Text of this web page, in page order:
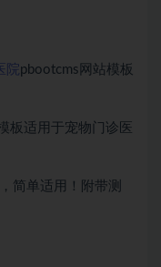
院pbootcms网站模板
板适用于宠物门诊医
简单适用！附带测